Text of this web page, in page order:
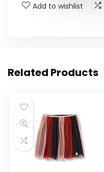
Add to wishlist
Related Products